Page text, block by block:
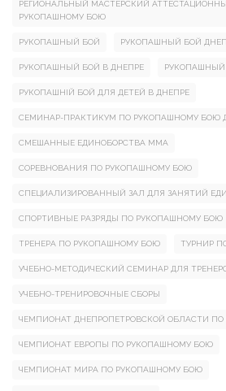
РЕГИОНАЛЬНЫЙ МАСТЕРСКИЙ
РУКОПАШНОМУ БОЮ
РУКОПАШНЫЙ БОЙ РУКОПАШНЫЙ БОЙ
РУКОПАШНЫЙ БОЙ В ДНЕПРЕ РУКОПАШНЫЙ
РУКОПАШНІЙ БОЙ ДЛЯ ДЕТЕЙ В ДНЕПРЕ
СЕМИНАР-ПРАКТИКУМ ПО РУКОПАШНОМУ БОЮ
СМЕШАННЫЕ ЕДИНОБОРСТВА ММА
СОРЕВНОВАНИЯ ПО РУКОПАШНОМУ БОЮ
СПЕЦИАЛИЗИРОВАННЫЙ ЗАЛ ДЛЯ ЗАНЯТИЙ
СПОРТИВНЫЕ РАЗРЯДЫ ПО РУКОПАШНОМУ БОЮ
ТРЕНЕРА ПО РУКОПАШНОМУ БОЮ ТУРНИР
УЧЕБНО-МЕТОДИЧЕСКИЙ СЕМИНАР ДЛЯ
УЧЕБНО-ТРЕНИРОВОЧНЫЕ СБОРЫ
ЧЕМПИОНАТ ДНЕПРОПЕТРОВСКОЙ ОБЛАСТИ
ЧЕМПИОНАТ ЕВРОПЫ ПО РУКОПАШНОМУ БОЮ
ЧЕМПИОНАТ МИРА ПО РУКОПАШНОМУ БОЮ